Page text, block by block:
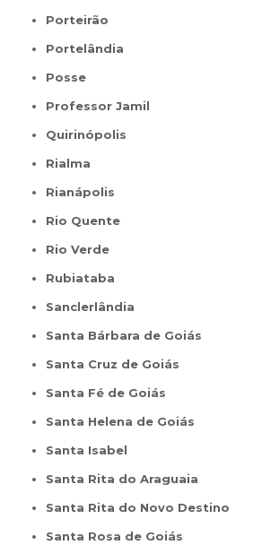
Porteirão
Portelândia
Posse
Professor Jamil
Quirinópolis
Rialma
Rianápolis
Rio Quente
Rio Verde
Rubiataba
Sanclerlândia
Santa Bárbara de Goiás
Santa Cruz de Goiás
Santa Fé de Goiás
Santa Helena de Goiás
Santa Isabel
Santa Rita do Araguaia
Santa Rita do Novo Destino
Santa Rosa de Goiás